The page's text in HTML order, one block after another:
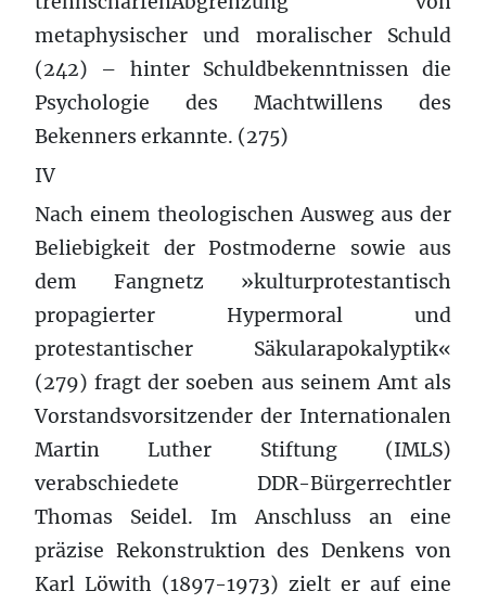
metaphysischer und moralischer Schuld
(242) – hinter Schuldbekenntnissen die
Psychologie des Machtwillens des
Bekenners erkannte. (275)
IV
Nach einem theologischen Ausweg aus der
Beliebigkeit der Postmoderne sowie aus
dem Fangnetz »kulturprotestantisch
propagierter Hypermoral und
protestantischer Säkularapokalyptik«
(279) fragt der soeben aus seinem Amt als
Vorstandsvorsitzender der Internationalen
Martin Luther Stiftung (IMLS)
verabschiedete DDR-Bürgerrechtler
Thomas Seidel. Im Anschluss an eine
präzise Rekonstruktion des Denkens von
Karl Löwith (1897-1973) zielt er auf eine